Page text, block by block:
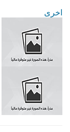
اخرى